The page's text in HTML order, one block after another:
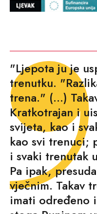
"Ljepota ju je
trenutku.
trena." (...)
Kratkotrajan i
svijeta, kao i
kao svi trenuci;
i svaki trenutak
Pa ipak,
vječnim. Takav
imati određeno